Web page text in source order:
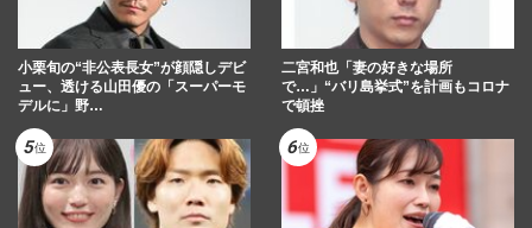
小栗旬の“非公表長女”が顔隠しデビ
ュー、透ける山田優の「スーパーモ
デルに」野…
二宮和也「妻の好きな場所
で…」“バリ島挙式”を計画もコロナ
で頓挫